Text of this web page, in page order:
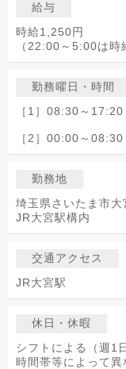
給与
時給1,250円
（22:00～5:00は時
勤務曜日・時間
［1］08:30～
［2］00:00～
勤務地
埼玉県さいたま市
JR大宮駅構内
交通アクセス
JR大宮駅
休日・休暇
シフトによる（週1
時間帯等によって